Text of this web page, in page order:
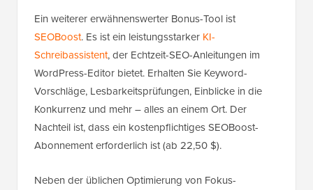
Ein weiterer erwähnenswerter Bonus-Tool ist
SEOBoost. Es ist ein leistungsstarker KI-
Schreibassistent, der Echtzeit-SEO-Anleitungen im
WordPress-Editor bietet. Erhalten Sie Keyword-
Vorschläge, Lesbarkeitsprüfungen, Einblicke in die
Konkurrenz und mehr – alles an einem Ort. Der
Nachteil ist, dass ein kostenpflichtiges SEOBoost-
Abonnement erforderlich ist (ab 22,50 $).
Neben der üblichen Optimierung von Fokus-